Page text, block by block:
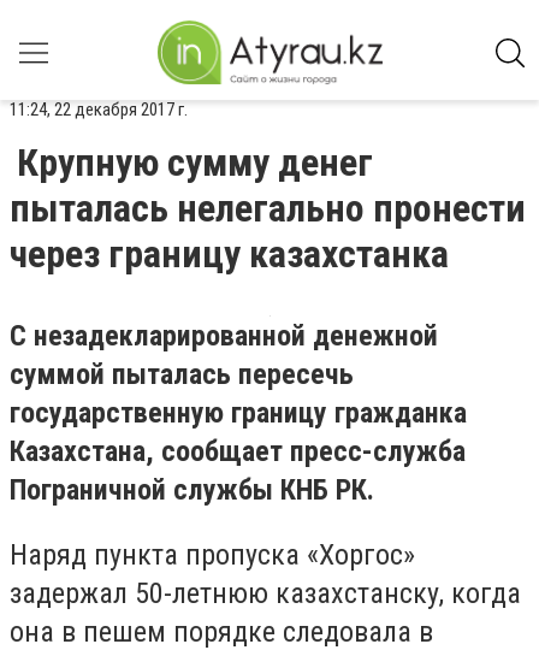
11:24, 22 декабря 2017 г.
Крупную сумму денег
пыталась нелегально пронести
через границу казахстанка
С незадекларированной денежной
суммой пыталась пересечь
государственную границу гражданка
Казахстана, сообщает пресс-служба
Пограничной службы КНБ РК.
Наряд пункта пропуска «Хоргос»
задержал 50-летнюю казахстанску, когда
она в пешем порядке следовала в